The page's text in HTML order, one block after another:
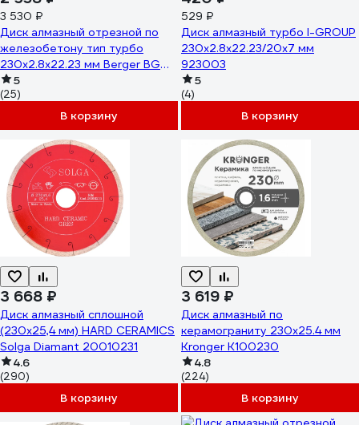
3 530 ₽
Диск алмазный отрезной по
железобетону тип турбо
230x2.8x22.23 мм Berger BG
BG1609
5
(25)
В корзину
529 ₽
Диск алмазный турбо I-GROUP
230х2.8х22.23/20х7 мм
923003
5
(4)
В корзину
3 668 ₽
Диск алмазный сплошной
(230х25,4 мм) HARD CERAMICS
Solga Diamant 20010231
4.6
(290)
В корзину
3 619 ₽
Диск алмазный по
керамограниту 230x25.4 мм
Kronger K100230
4.8
(224)
В корзину